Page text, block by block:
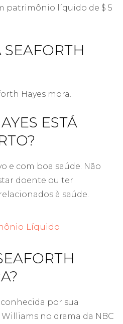
patrimônio líquido de $ 5
Hayes mora.
ESTÁ
e com boa saúde. Não
doente ou ter
à saúde.
Líquido
por sua
no drama da NBC